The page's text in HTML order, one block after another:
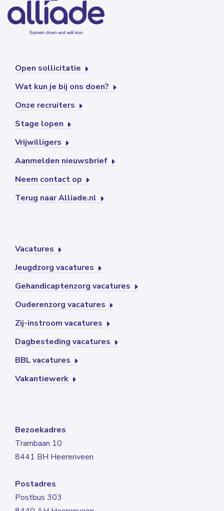
Open sollicitatie
Wat kun je bij ons doen?
Onze recruiters
Stage lopen
Vrijwilligers
Aanmelden nieuwsbrief
Neem contact op
Terug naar Alliade.nl
Vacatures
Jeugdzorg vacatures
Gehandicaptenzorg vacatures
Ouderenzorg vacatures
Zij-instroom vacatures
Dagbesteding vacatures
BBL vacatures
Vakantiewerk
Bezoekadres
Trambaan 10
8441 BH Heerenveen
Postadres
Postbus 303